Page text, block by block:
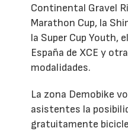
Continental Gravel
Marathon Cup, la
la Super Cup Youth,
España de XCE y
modalidades.
La zona Demobike
asistentes la
gratuitamente